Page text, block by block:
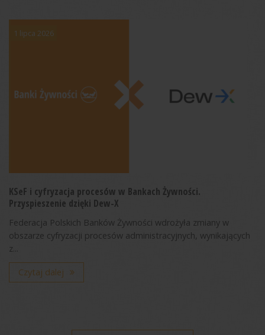
1 lipca 2026
KSeF i cyfryzacja procesów w Bankach Żywności.
Przyspieszenie dzięki Dew-X
Federacja Polskich Banków Żywności wdrożyła zmiany w
obszarze cyfryzacji procesów administracyjnych, wynikających
z...
Czytaj dalej